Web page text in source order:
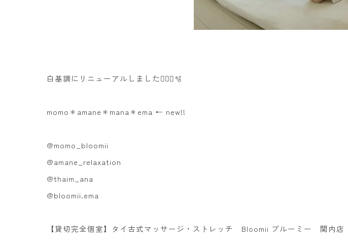
白基調にリニューアルしました🧚🏻‍♀️🫧
momo＊amane＊mana＊ema ← new!!
@momo_bloomii
@amane_relaxation
@thaim_ana
@bloomii.ema
【貸切完全個室】タイ古式マッサージ・ストレッチ Bloomii ブルーミー 関内店